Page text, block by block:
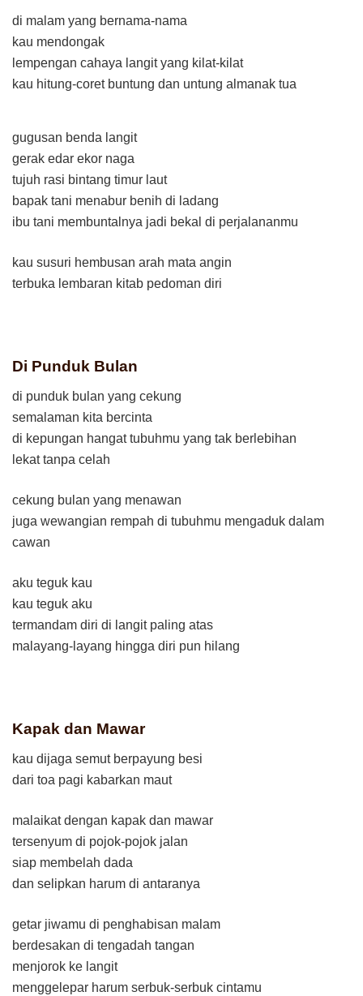
di malam yang bernama-nama
kau mendongak
lempengan cahaya langit yang kilat-kilat
kau hitung-coret buntung dan untung almanak tua
gugusan benda langit
gerak edar ekor naga
tujuh rasi bintang timur laut
bapak tani menabur benih di ladang
ibu tani membuntalnya jadi bekal di perjalananmu
kau susuri hembusan arah mata angin
terbuka lembaran kitab pedoman diri
Di Punduk Bulan
di punduk bulan yang cekung
semalaman kita bercinta
di kepungan hangat tubuhmu yang tak berlebihan
lekat tanpa celah
cekung bulan yang menawan
juga wewangian rempah di tubuhmu mengaduk dalam
cawan
aku teguk kau
kau teguk aku
termandam diri di langit paling atas
malayang-layang hingga diri pun hilang
Kapak dan Mawar
kau dijaga semut berpayung besi
dari toa pagi kabarkan maut
malaikat dengan kapak dan mawar
tersenyum di pojok-pojok jalan
siap membelah dada
dan selipkan harum di antaranya
getar jiwamu di penghabisan malam
berdesakan di tengadah tangan
menjorok ke langit
menggelepar harum serbuk-serbuk cintamu